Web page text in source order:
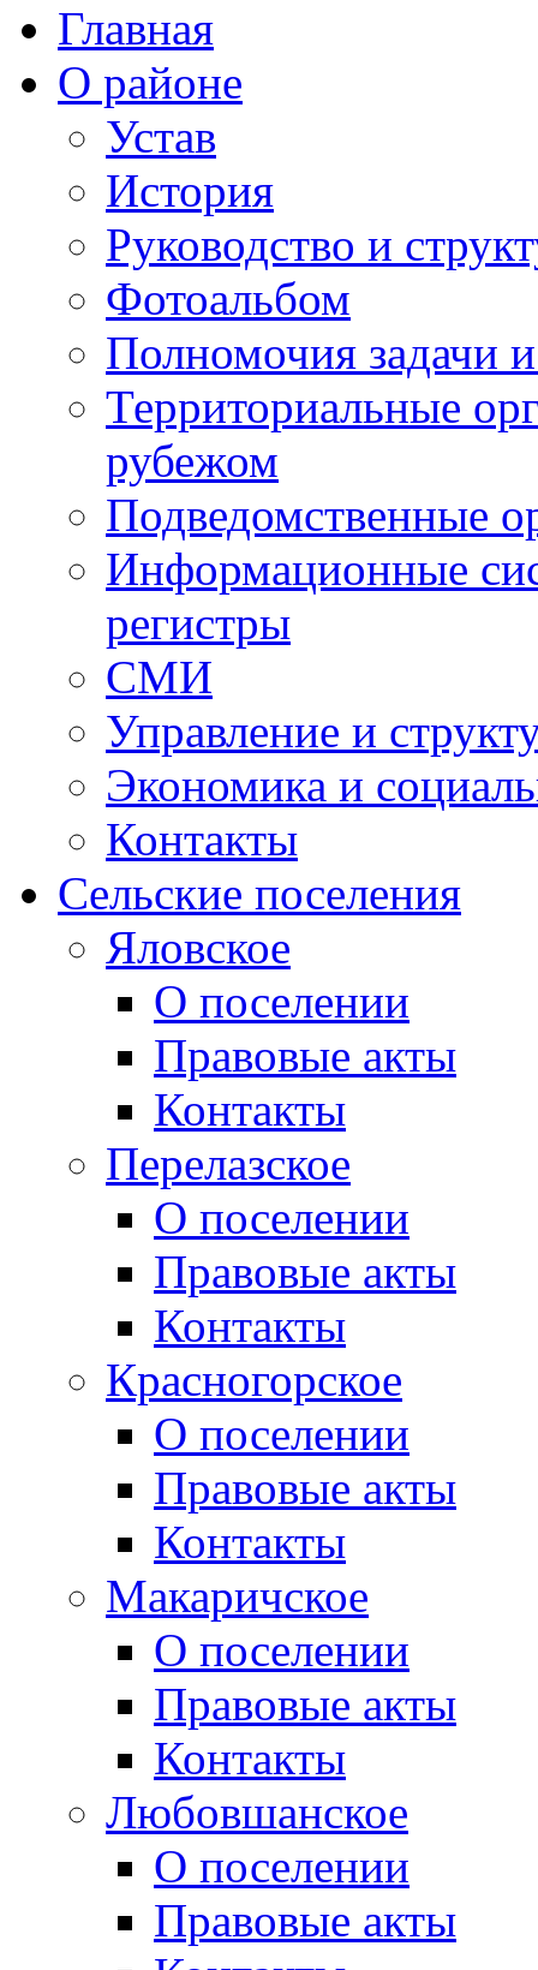
Главная
О районе
Устав
История
Руководство и
Фотоальбом
Полномочия задачи
Территориальные
рубежом
Подведомственные
Информационные
регистры
СМИ
Управление и
Экономика и
Контакты
Сельские поселения
Яловское
О поселении
Правовые акты
Контакты
Перелазское
О поселении
Правовые акты
Контакты
Красногорское
О поселении
Правовые акты
Контакты
Макаричское
О поселении
Правовые акты
Контакты
Любовшанское
О поселении
Правовые акты